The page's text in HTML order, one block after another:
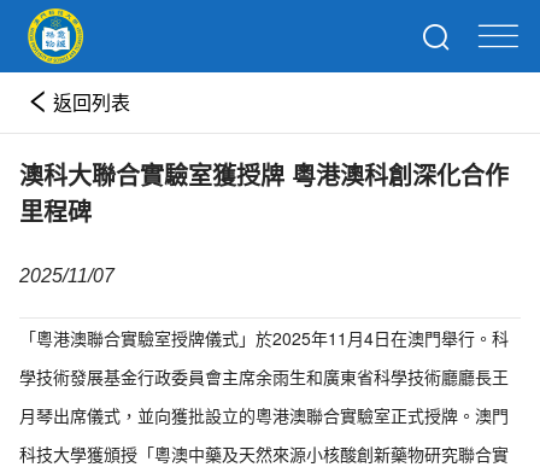
返回列表
澳科大聯合實驗室獲授牌 粵港澳科創深化合作
里程碑
2025/11/07
「粵港澳聯合實驗室授牌儀式」於2025年11月4日在澳門舉行。科
學技術發展基金行政委員會主席余雨生和廣東省科學技術廳廳長王
月琴出席儀式，並向獲批設立的粵港澳聯合實驗室正式授牌。澳門
科技大學獲頒授「粵澳中藥及天然來源小核酸創新藥物研究聯合實